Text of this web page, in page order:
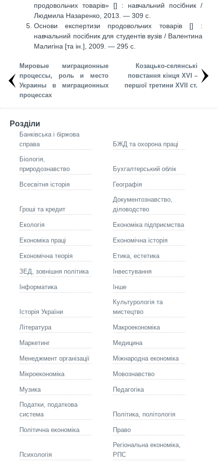
продовольчих товарів» [] : навчальний посібник /
Людмила Назаренко, 2013. — 309 с.
Основи експертизи продовольчих товарів [] :
навчальний посібник для студентів вузів / Валентина
Малигіна [та ін.], 2009. — 295 с.
Мировые миграционные
процессы, роль и место
Украины в миграционных
процессах
Козацько-селянські
повстання кінця ХVІ –
першої третини ХVІІ ст.
Розділи
Банківська і біржова
справа
БЖД та охорона праці
Біологія,
природознавство
Бухгалтерський облік
Всесвітня історія Географія
Гроші та кредит
Документознавство,
діловодство
Екологія Економіка підприємства
Економіка праці Економічна історія
Економічна теорія Етика, естетика
ЗЕД, зовнішня політика Інвестування
Інформатика Інше
Історія України
Культурологія та
мистецтво
Літературa Макроекономіка
Маркетинг Медицина
Менеджмент організації Міжнародна економіка
Мікроекономіка Мовознавство
Музика Педагогіка
Податки, податкова
система
Політика, політологія
Політична економіка Право
Психологія
Регіональна економіка,
РПС